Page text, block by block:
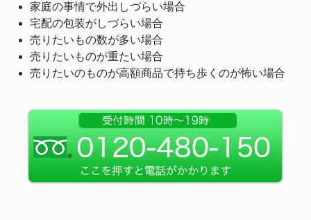
家庭の事情で外出しづらい場合
宅配の包装がしづらい場合
売りたいもの数が多い場合
売りたいものが重たい場合
売りたいのものが高額商品で持ち歩くのが怖い場合